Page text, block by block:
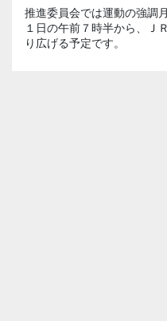
推進委員会では運動の強調
１日の午前７時半から、Ｊ
り広げる予定です。